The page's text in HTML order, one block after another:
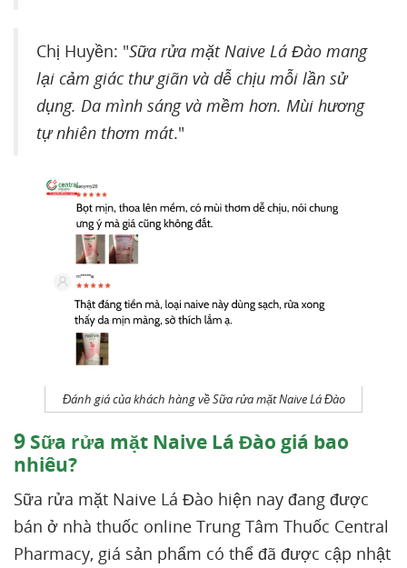
Chị Huyền: "Sữa rửa mặt Naive Lá Đào mang
lại cảm giác thư giãn và dễ chịu mỗi lần sử
dụng. Da mình sáng và mềm hơn. Mùi hương
tự nhiên thơm mát."
Đánh giá của khách hàng về Sữa rửa mặt Naive Lá Đào
9 Sữa rửa mặt Naive Lá Đào giá bao
nhiêu?
Sữa rửa mặt Naive Lá Đào hiện nay đang được
bán ở nhà thuốc online Trung Tâm Thuốc Central
Pharmacy, giá sản phẩm có thể đã được cập nhật